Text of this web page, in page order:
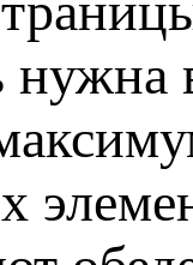
нужна